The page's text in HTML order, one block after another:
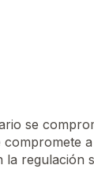
se
compromete
la regulación